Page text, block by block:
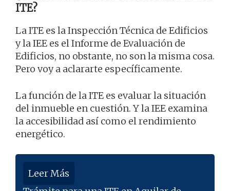
ITE?
La ITE es la Inspección Técnica de Edificios
y la IEE es el Informe de Evaluación de
Edificios, no obstante, no son la misma cosa.
Pero voy a aclararte específicamente.
La función de la ITE es evaluar la situación
del inmueble en cuestión. Y la IEE examina
la accesibilidad así como el rendimiento
energético.
Leer Más